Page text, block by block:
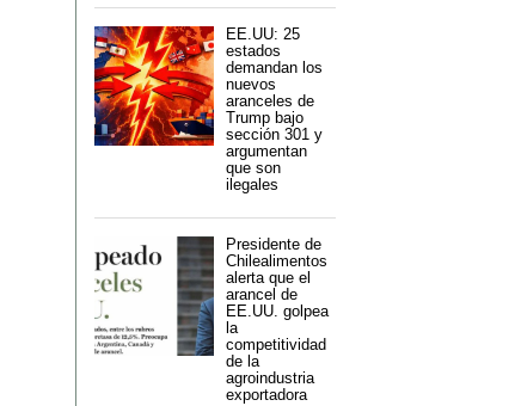
EE.UU: 25
estados
demandan los
nuevos
aranceles de
Trump bajo
sección 301 y
argumentan
que son
ilegales
Presidente de
Chilealimentos
alerta que el
arancel de
EE.UU. golpea
la
competitividad
de la
agroindustria
exportadora